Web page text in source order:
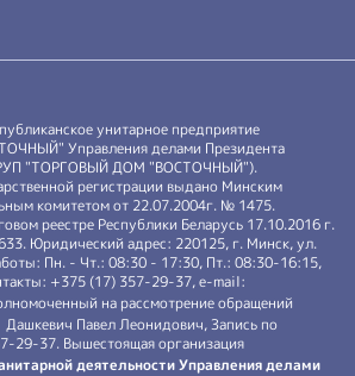
унитарное предприятие
Управления делами Президента
(РУП "ТОРГОВЫЙ ДОМ "ВОСТОЧНЫЙ").
регистрации выдано Минским
комитетом от 22.07.2004г. № 1475.
реестре Республики Беларусь 17.10.2016 г.
Юридический адрес: 220125, г. Минск, ул.
Пн. - Чт.: 08:30 - 17:30, Пт.: 08:30-16:15,
+375 (17) 357-29-37, e-mail:
на рассмотрение обращений
Павел Леонидович, Запись по
29-37. Вышестоящая организация
деятельности Управления делами